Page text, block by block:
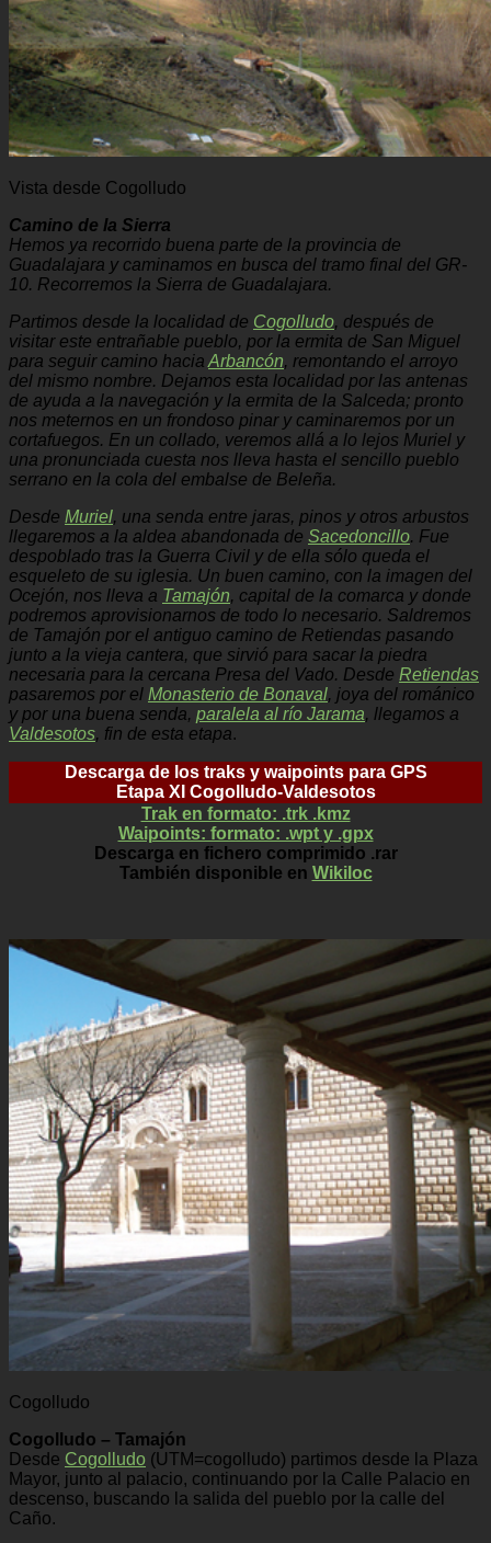
Vista desde Cogolludo
Camino de la Sierra
Hemos ya recorrido buena parte de la provincia de
Guadalajara y caminamos en busca del tramo final del GR-
10. Recorremos la Sierra de Guadalajara.
Partimos desde la localidad de Cogolludo, después de
visitar este entrañable pueblo, por la ermita de San Miguel
para seguir camino hacia Arbancón, remontando el arroyo
del mismo nombre. Dejamos esta localidad por las antenas
de ayuda a la navegación y la ermita de la Salceda; pronto
nos meternos en un frondoso pinar y caminaremos por un
cortafuegos. En un collado, veremos allá a lo lejos Muriel y
una pronunciada cuesta nos lleva hasta el sencillo pueblo
serrano en la cola del embalse de Beleña.
Desde Muriel, una senda entre jaras, pinos y otros arbustos
llegaremos a la aldea abandonada de Sacedoncillo. Fue
despoblado tras la Guerra Civil y de ella sólo queda el
esqueleto de su iglesia. Un buen camino, con la imagen del
Ocejón, nos lleva a Tamajón, capital de la comarca y donde
podremos aprovisionarnos de todo lo necesario. Saldremos
de Tamajón por el antiguo camino de Retiendas pasando
junto a la vieja cantera, que sirvió para sacar la piedra
necesaria para la cercana Presa del Vado. Desde Retiendas
pasaremos por el Monasterio de Bonaval, joya del románico
y por una buena senda, paralela al río Jarama, llegamos a
Valdesotos, fin de esta etapa.
Descarga de los traks y waipoints para GPS
Etapa XI Cogolludo-Valdesotos
Trak en formato: .trk .kmz
Waipoints: formato: .wpt y .gpx
Descarga en fichero comprimido .rar
También disponible en Wikiloc
Cogolludo
Cogolludo – Tamajón
Desde Cogolludo (UTM=cogolludo) partimos desde la Plaza
Mayor, junto al palacio, continuando por la Calle Palacio en
descenso, buscando la salida del pueblo por la calle del
Caño.